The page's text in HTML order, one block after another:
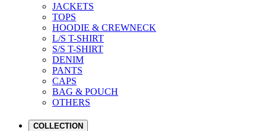
JACKETS
TOPS
HOODIE & CREWNECK
L/S T-SHIRT
S/S T-SHIRT
DENIM
PANTS
CAPS
BAG & POUCH
OTHERS
COLLECTION